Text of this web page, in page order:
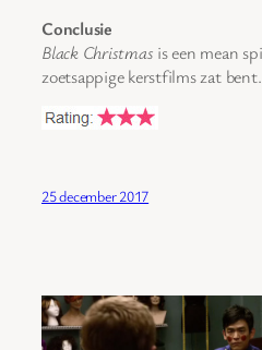
Conclusie
Black Christmas is een mean
zoetsappige kerstfilms zat bent.
25 december 2017